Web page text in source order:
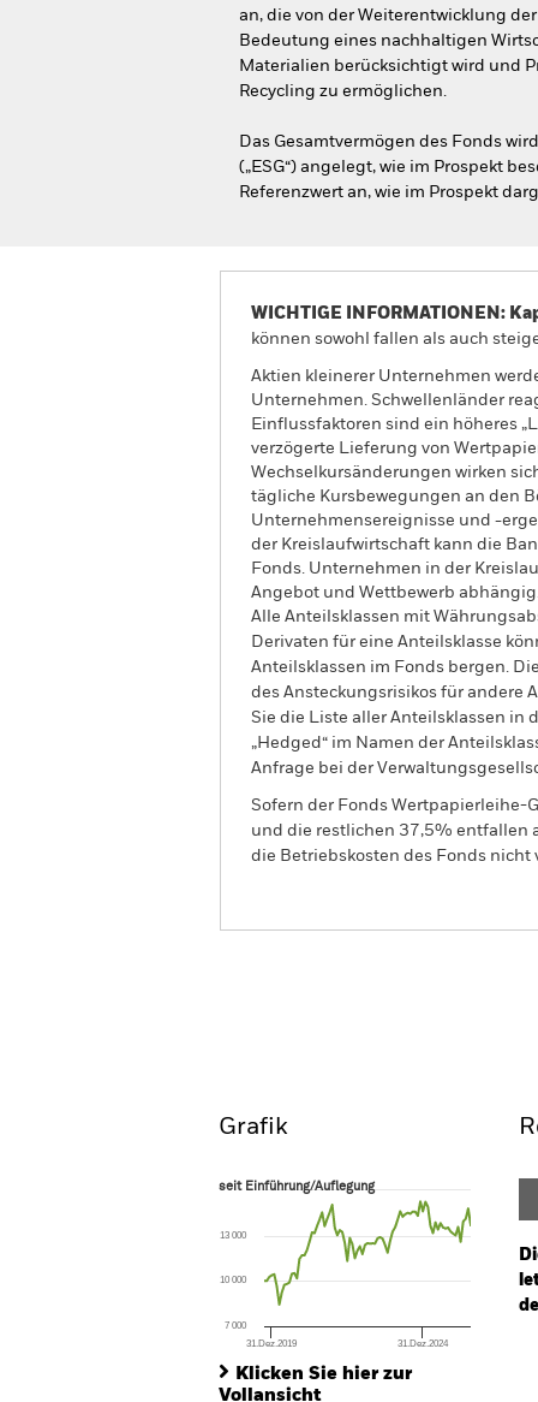
an, die von der Weiterentwicklung
Bedeutung eines nachhaltigen
Materialien berücksichtigt wird und
Recycling zu ermöglichen.
Das Gesamtvermögen des Fonds
(„ESG“) angelegt, wie im Prospekt
Referenzwert an, wie im Prospekt
WICHTIGE INFORMATIONEN:
können sowohl fallen als auch
Aktien kleinerer Unternehmen
Unternehmen. Schwellenländer
Einflussfaktoren sind ein höheres
verzögerte Lieferung von
Wechselkursänderungen wirken
tägliche Kursbewegungen an den
Unternehmensereignisse und -
der Kreislaufwirtschaft kann die
Fonds. Unternehmen in der
Angebot und Wettbewerb
Alle Anteilsklassen mit
Derivaten für eine Anteilsklasse
Anteilsklassen im Fonds bergen.
des Ansteckungsrisikos für andere
Sie die Liste aller Anteilsklassen in
„Hedged“ im Namen der
Anfrage bei der
Sofern der Fonds Wertpapierleihe-
und die restlichen 37,5% entfallen
die Betriebskosten des Fonds
Grafik
seit Einführung/Auflegung
Line chart with 83 data points.
The chart has 1 X axis displaying Time.
The chart has 1 Y axis displaying values.
seit Einführung/Auflegung
31.Dez.2019 31.Dez.2024
7 000
10 000
13 000
Klicken Sie hier zur
Vollansicht